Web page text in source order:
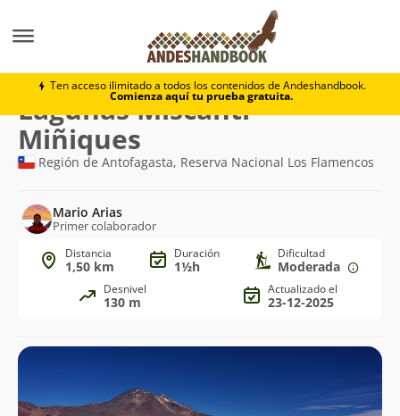
Ten acceso ilimitado a todos los contenidos de Andeshandbook.
Comienza aquí tu prueba gratuita.
Lagunas Miscanti - Miñiques
Ruta
de
trekking
Lagunas Miscanti -
Miñiques
Región de Antofagasta, Reserva Nacional Los Flamencos
Mario Arias
Primer colaborador
Distancia
1,50 km
Duración
1½h
Dificultad
Moderada
Desnivel
130 m
Actualizado el
23-12-2025